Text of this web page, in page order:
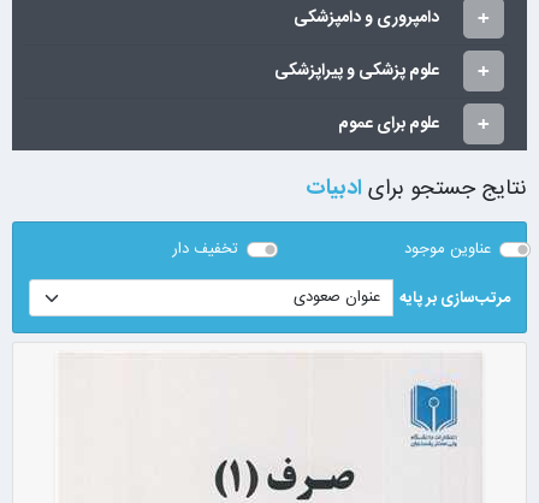
دامپروری و دامپزشکی
علوم پزشکی و پیراپزشکی
علوم برای عموم
نتایج جستجو برای ادبیات
عناوین موجود
تخفیف دار
مرتب‌سازی بر پایه